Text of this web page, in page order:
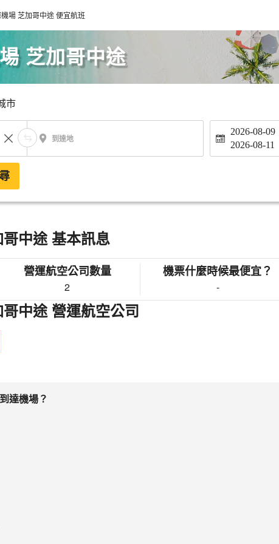
場 芝加哥中途 便宜航班
芝加哥中途
市
到達地
2026-08-09
2026-08-11
中途 基本訊息
營運航空公司數量
2
機票什麼時候最便宜？
-
中途 營運航空公司
達機場？